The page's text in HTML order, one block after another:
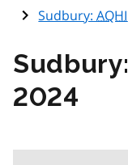
Sudbury:AQHI
Sudbury:
2024